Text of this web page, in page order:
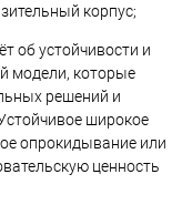
корпус;
об устойчивости и
модели, которые
решений и
широкое
опрокидывание или
ценность